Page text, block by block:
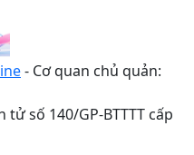
- Cơ quan chủ quản:
số 140/GP-BTTTT cấp